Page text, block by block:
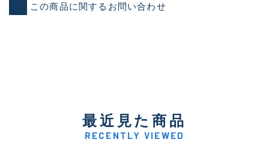
この商品に関するお問い合わせ
最近見た商品
RECENTLY VIEWED